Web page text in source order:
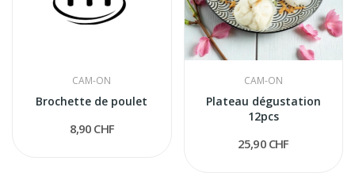
CAM-ON
Brochette de poulet
8,90 CHF
CAM-ON
Plateau dégustation
12pcs
25,90 CHF